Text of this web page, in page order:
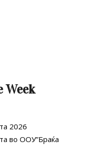
Week
2026
во ООУ”Браќа